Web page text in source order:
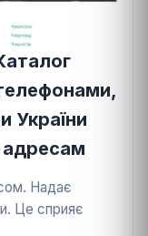
України
адресам
Надає
Це сприяє